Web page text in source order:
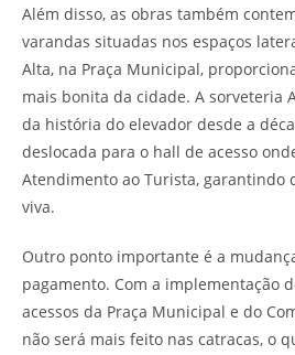
Além disso, as obras também
varandas situadas nos espaços
Alta, na Praça Municipal,
mais bonita da cidade. A sorveteria
da história do elevador desde a
deslocada para o hall de acesso
Atendimento ao Turista, garantindo
viva.
Outro ponto importante é a
pagamento. Com a implementação
acessos da Praça Municipal e do
não será mais feito nas catracas, o